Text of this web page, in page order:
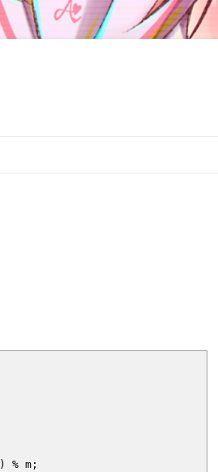
) % m ;